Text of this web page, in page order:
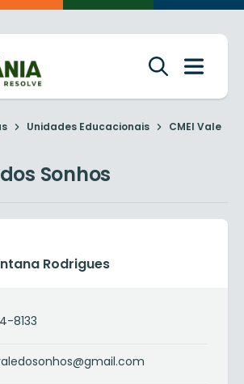
Unidades Educacionais
CMEI Vale
Sonhos
Rodrigues
8133